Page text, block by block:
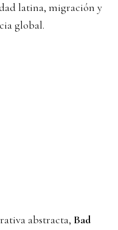
latina, migración y
global.
abstracta, Bad